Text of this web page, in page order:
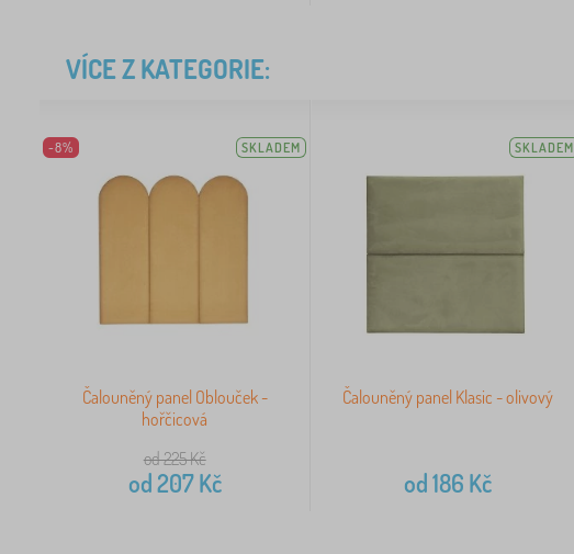
VÍCE Z KATEGORIE:
-8% SKLADEM
Čalouněný panel Oblouček -
hořčicová
od 225Kč
od207Kč
SKLADEM
Čalouněný panel Klasic - olivový
od186 Kč